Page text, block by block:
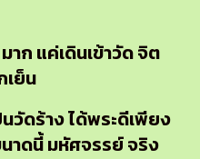
ก แค่เดินเข้าวัด จิต
เย็น
วัดร้าง ได้พระดีเพียง
าดนี้ มหัศจรรย์ จริง